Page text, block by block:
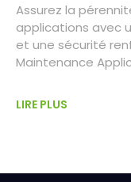
Assurez la
applications avec
et une sécurité
Maintenance
LIRE PLUS